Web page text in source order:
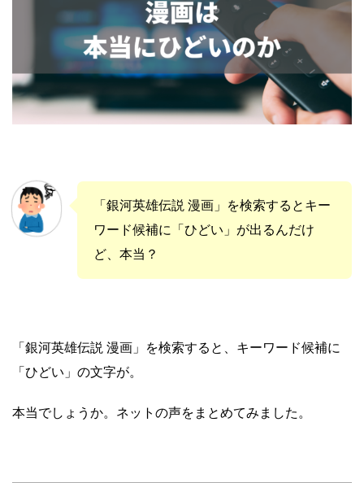
「銀河英雄伝説 漫画」を検索するとキー
ワード候補に「ひどい」が出るんだけ
ど、本当？
「銀河英雄伝説 漫画」を検索すると、キーワード候補に
「ひどい」の文字が。
本当でしょうか。ネットの声をまとめてみました。